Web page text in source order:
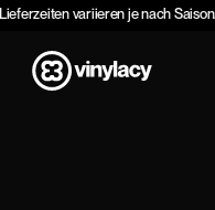
Zum
Inhalt
springen
variieren je nach